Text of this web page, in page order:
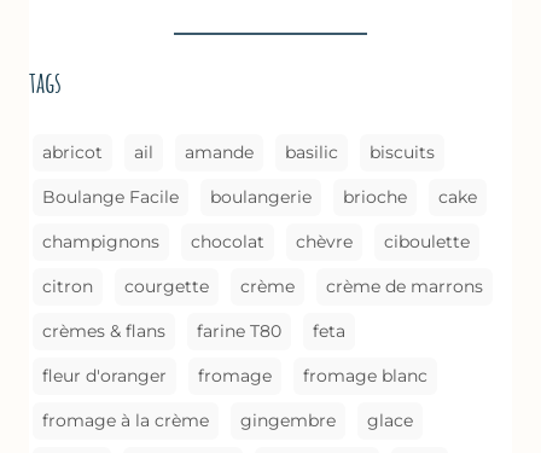
LA
tags
abricot ail amande basilic biscuits
Boulange Facile boulangerie brioche cake
champignons chocolat chèvre ciboulette
citron courgette crème crème de marrons
crèmes & flans farine T80 feta
fleur d'oranger fromage fromage blanc
fromage à la crème gingembre glace